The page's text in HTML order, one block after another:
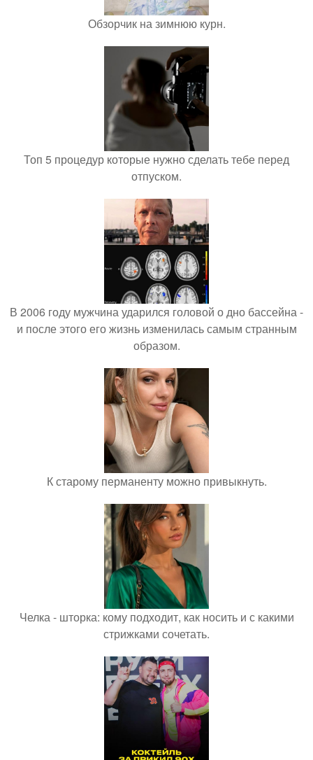
Обзорчик на зимнюю курн.
Топ 5 процедур которые нужно сделать тебе перед
отпуском.
В 2006 году мужчина ударился головой о дно бассейна -
и после этого его жизнь изменилась самым странным
образом.
К старому перманенту можно привыкнуть.
Челка - шторка: кому подходит, как носить и с какими
стрижками сочетать.